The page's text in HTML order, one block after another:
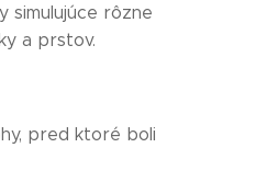
simulujúce rôzne
a prstov.
pred ktoré boli